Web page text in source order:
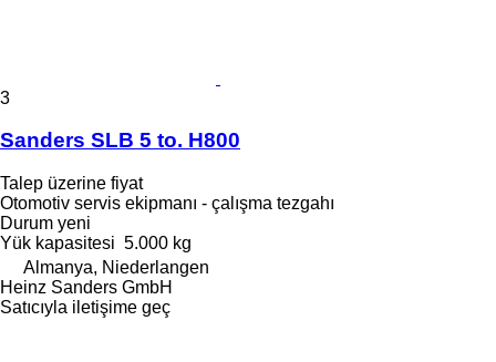
3
Sanders SLB 5 to. H800
Talep üzerine fiyat
Otomotiv servis ekipmanı - çalışma tezgahı
Durum yeni
Yük kapasitesi 5.000 kg
Almanya, Niederlangen
Heinz Sanders GmbH
Satıcıyla iletişime geç